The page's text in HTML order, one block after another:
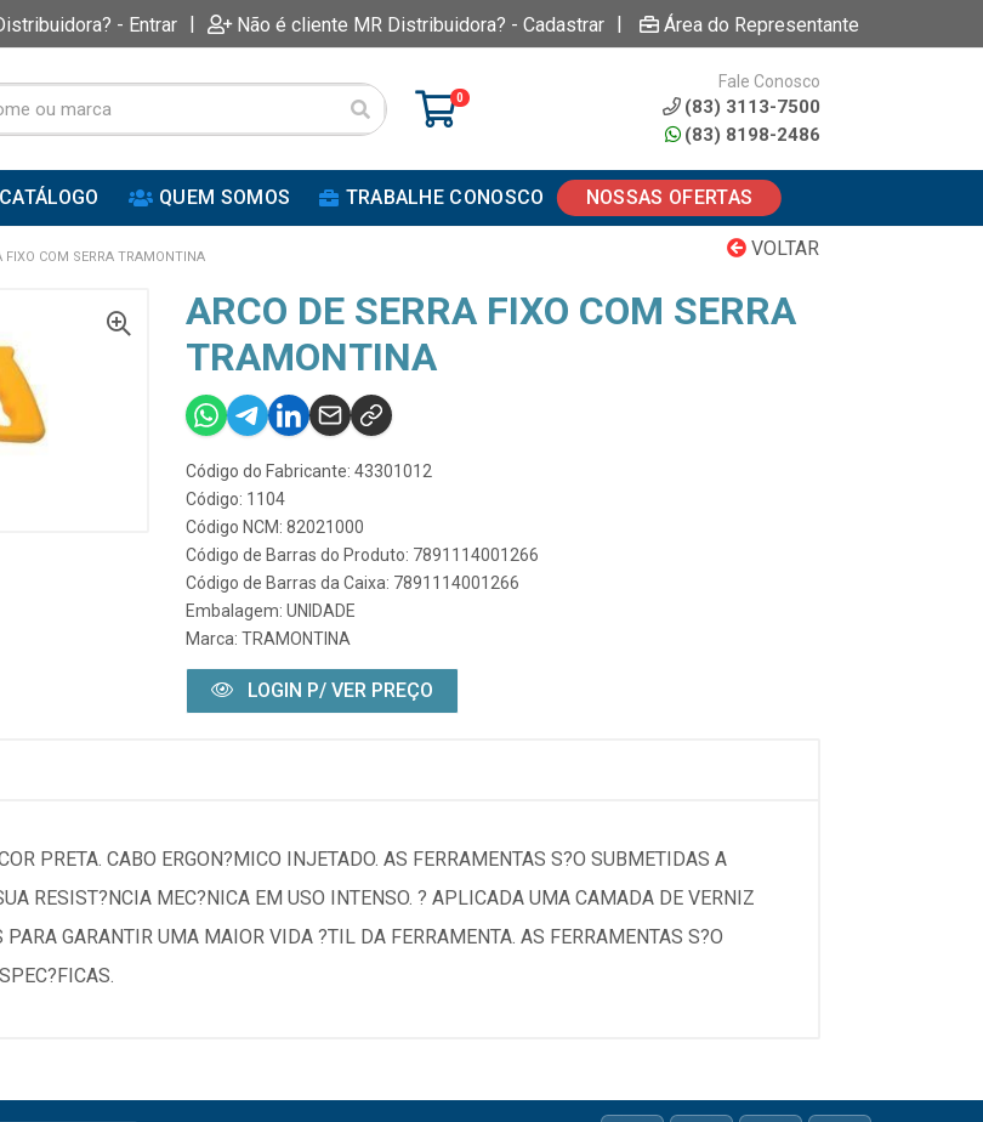
- Entrar | Não é cliente MR Distribuidora? - Cadastrar | Área do Representante
0
Fale Conosco
(83) 3113-7500
(83) 8198-2486
CATÁLOGO QUEM SOMOS TRABALHE CONOSCO NOSSAS OFERTAS
VOLTAR
FIXO COM SERRA TRAMONTINA
ARCO DE SERRA FIXO COM SERRA
TRAMONTINA
Código do Fabricante: 43301012
Código: 1104
Código NCM: 82021000
Código de Barras do Produto: 7891114001266
Código de Barras da Caixa: 7891114001266
Embalagem: UNIDADE
Marca: TRAMONTINA
LOGIN P/ VER PREÇO
PRETA. CABO ERGON?MICO INJETADO. AS FERRAMENTAS S?O SUBMETIDAS A
RESIST?NCIA MEC?NICA EM USO INTENSO. ? APLICADA UMA CAMADA DE VERNIZ
GARANTIR UMA MAIOR VIDA ?TIL DA FERRAMENTA. AS FERRAMENTAS S?O